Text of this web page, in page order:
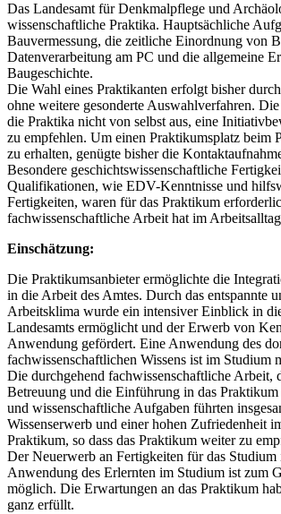
Das Landesamt für Denkmalpflege und
wissenschaftliche Praktika. Hauptsächliche
Bauvermessung, die zeitliche Einordnung von
Datenverarbeitung am PC und die allgemeine
Baugeschichte.
Die Wahl eines Praktikanten erfolgt bisher
ohne weitere gesonderte Auswahlverfahren.
die Praktika nicht von selbst aus, eine
zu empfehlen. Um einen Praktikumsplatz beim
zu erhalten, genügte bisher die
Besondere geschichtswissenschaftliche
Qualifikationen, wie EDV-Kenntnisse und
Fertigkeiten, waren für das Praktikum
fachwissenschaftliche Arbeit hat im
Einschätzung:
Die Praktikumsanbieter ermöglichte die
in die Arbeit des Amtes. Durch das entspannte
Arbeitsklima wurde ein intensiver Einblick in
Landesamts ermöglicht und der Erwerb von
Anwendung gefördert. Eine Anwendung des
fachwissenschaftlichen Wissens ist im Studium
Die durchgehend fachwissenschaftliche Arbeit,
Betreuung und die Einführung in das
und wissenschaftliche Aufgaben führten
Wissenserwerb und einer hohen Zufriedenheit
Praktikum, so dass das Praktikum weiter zu
Der Neuerwerb an Fertigkeiten für das Studium
Anwendung des Erlernten im Studium ist zum
möglich. Die Erwartungen an das Praktikum
ganz erfüllt.